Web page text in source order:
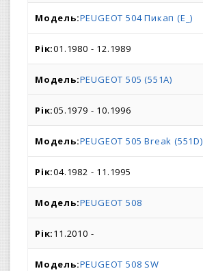
PEUGEOT 504 Пикап (E_)
01.1980 - 12.1989
PEUGEOT 505 (551A)
05.1979 - 10.1996
PEUGEOT 505 Break (551D)
04.1982 - 11.1995
PEUGEOT 508
11.2010 -
PEUGEOT 508 SW